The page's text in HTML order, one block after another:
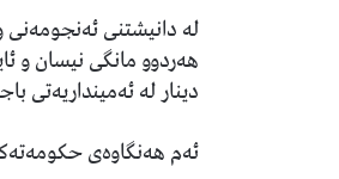
لە دانیشتنی ئەنجومەنی
دینار لە ئەمینداریەتی
ئەم هەنگاوەی